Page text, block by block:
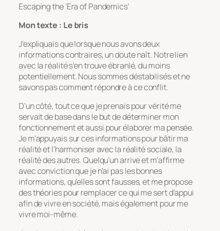
Escaping the ‘Era of Pandemics’
Mon texte : Le bris
J’expliquais que lorsque nous avons deux
informations contraires, un doute naît. Notre lien
avec la réalité s’en trouve ébranlé, du moins
potentiellement. Nous sommes déstabilisés et ne
savons pas comment répondre à ce conflit.
D’un côté, tout ce que je prenais pour vérité me
servait de base dans le but de déterminer mon
fonctionnement et aussi pour élaborer ma pensée.
Je m’appuyais sur ces informations pour bâtir ma
réalité et l’harmoniser avec la réalité sociale, la
réalité des autres. Quelqu’un arrive et m’affirme
avec conviction que je n’ai pas les bonnes
informations, qu’elles sont fausses, et me propose
des théories pour remplacer ce qui me sert d’appui
afin de vivre en société, mais également pour me
vivre moi-même.